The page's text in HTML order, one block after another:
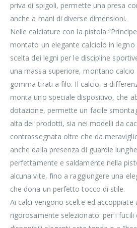
priva di spigoli, permette una presa
anche a mani di diverse dimensioni.
Nelle calciature con la pistola
montato un elegante calciolo in legno
scelta dei legni per le discipline
una massa superiore, montano
gomma tirati a filo. Il calcio, a
monta uno speciale dispositivo, che
dotazione, permette un facile
alta dei prodotti, sia nei modelli da
contrassegnata oltre che da
anche dalla presenza di guardie
perfettamente e saldamente nella
alcuna vite, fino a raggiungere una
che dona un perfetto tocco di stile.
Ai calci vengono scelte ed accoppiate
rigorosamente selezionato: per i fucili